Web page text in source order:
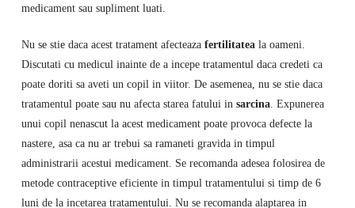
medicament sau supliment luati.
Nu se stie daca acest tratament afecteaza fertilitateala oameni.
Discutati cu medicul inainte de a incepe tratamentul daca credeti ca
poate doriti sa aveti un copil in viitor. De asemenea, nu se stie daca
tratamentul poate sau nu afecta starea fatului in sarcina. Expunerea
unui copil nenascut la acest medicament poate provoca defecte la
nastere, asa ca nu ar trebui sa ramaneti gravida in timpul
administrarii acestui medicament. Se recomanda adesea folosirea de
metode contraceptive eficiente in timpul tratamentului si timp de 6
luni de la incetarea tratamentului. Nu se recomanda alaptarea in